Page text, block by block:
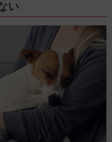
い